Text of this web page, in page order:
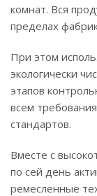
комнат. Вся
пределах
При этом
экологически
этапов
всем
стандартов.
Вместе с
по сей день
ремесленные